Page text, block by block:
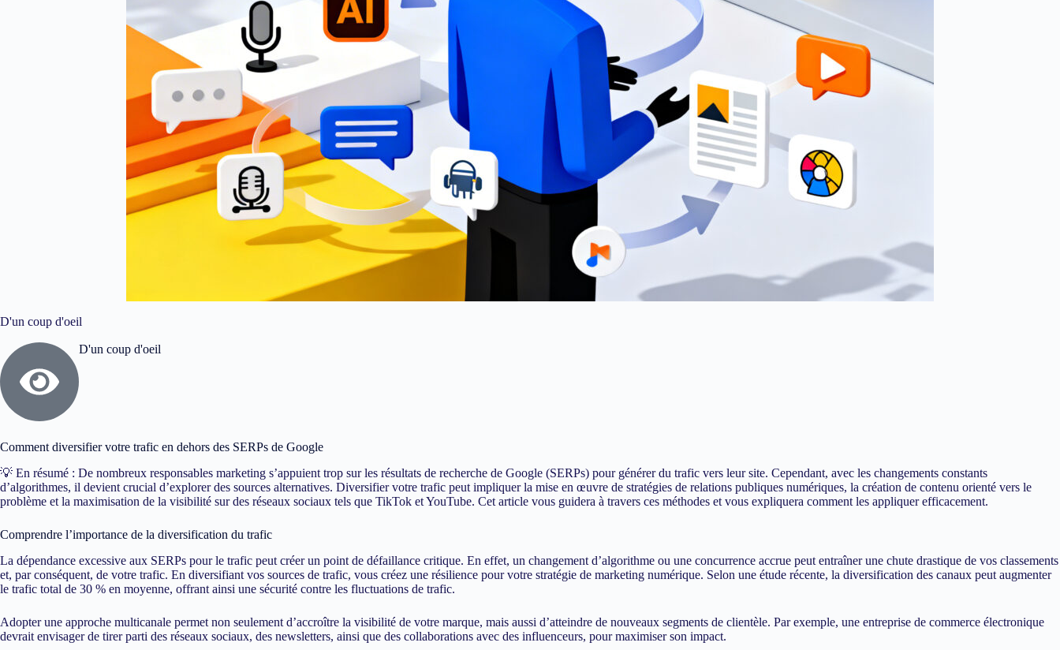
D'un coup d'oeil
D'un coup d'oeil
Comment diversifier votre trafic en dehors des SERPs de Google
💡 En résumé : De nombreux responsables marketing s’appuient trop sur les résultats de recherche de Google (SERPs) pour générer du trafic vers leur site. Cependant, avec les changements constants
d’algorithmes, il devient crucial d’explorer des sources alternatives. Diversifier votre trafic peut impliquer la mise en œuvre de stratégies de relations publiques numériques, la création de contenu orienté vers le
problème et la maximisation de la visibilité sur des réseaux sociaux tels que TikTok et YouTube. Cet article vous guidera à travers ces méthodes et vous expliquera comment les appliquer efficacement.
Comprendre l’importance de la diversification du trafic
La dépendance excessive aux SERPs pour le trafic peut créer un point de défaillance critique. En effet, un changement d’algorithme ou une concurrence accrue peut entraîner une chute drastique de vos classements
et, par conséquent, de votre trafic. En diversifiant vos sources de trafic, vous créez une résilience pour votre stratégie de marketing numérique. Selon une étude récente, la diversification des canaux peut augmenter
le trafic total de 30 % en moyenne, offrant ainsi une sécurité contre les fluctuations de trafic.
Adopter une approche multicanale permet non seulement d’accroître la visibilité de votre marque, mais aussi d’atteindre de nouveaux segments de clientèle. Par exemple, une entreprise de commerce électronique
devrait envisager de tirer parti des réseaux sociaux, des newsletters, ainsi que des collaborations avec des influenceurs, pour maximiser son impact.